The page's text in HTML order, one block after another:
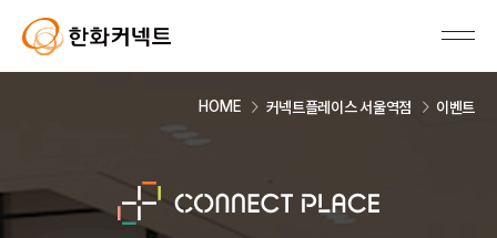
HOME 커넥트플레이스 서울역점 이벤트